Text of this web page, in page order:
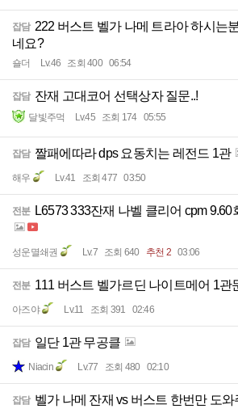
잡담 222 버스트 벨가 나메 트라아 하시는
네요?
숄더 Lv.46 조회 400 06:54
잡담 잔재 고대코어 선택상자 질문..!
달빛주먹 Lv.45 조회 174 05:55
잡담 짤패에따라 dps 요동치는 레전드 1관
해우 Lv.41 조회 477 03:50
전분 L6573 333잔재 나벨 클리어 cpm 9.60
성운멸쇄권 Lv.7 조회 640 추천 2 03:06
전분 111 버스트 벨가르딘 나이트메어 1관
아즈야 Lv.11 조회 391 02:46
잡담 일단 1관 무공클
Niacin Lv.77 조회 480 02:10
잡담 벨가 나메 잔재 vs 버스트 한번만 도와